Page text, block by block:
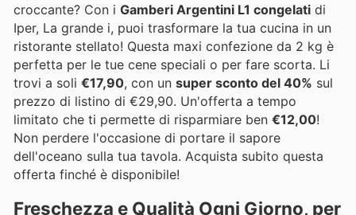
croccante? Con i Gamberi Argentini L1 congelati di
Iper, La grande i, puoi trasformare la tua cucina in un
ristorante stellato! Questa maxi confezione da 2 kg è
perfetta per le tue cene speciali o per fare scorta. Li
trovi a soli €17,90, con un super sconto del 40% sul
prezzo di listino di €29,90. Un'offerta a tempo
limitato che ti permette di risparmiare ben €12,00!
Non perdere l'occasione di portare il sapore
dell'oceano sulla tua tavola. Acquista subito questa
offerta finché è disponibile!
Freschezza e Qualità Ogni Giorno, per